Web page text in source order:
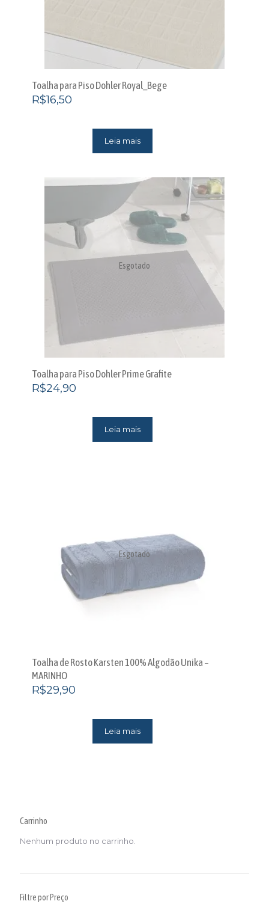
Toalha para Piso Dohler Royal_Bege
R$16,50
Leia mais
Esgotado
Toalha para Piso Dohler Prime Grafite
R$24,90
Leia mais
Esgotado
Toalha de Rosto Karsten 100% Algodão Unika –
MARINHO
R$29,90
Leia mais
Carrinho
Nenhum produto no carrinho.
Filtre por Preço